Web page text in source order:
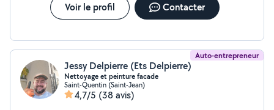
Voir le profil Contacter
Auto-entrepreneur
Jessy Delpierre (Ets Delpierre)
Nettoyage et peinture facade
Saint-Quentin (Saint-Jean)
4,7/5 (38 avis)